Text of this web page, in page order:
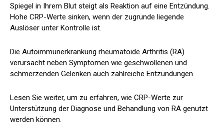
Spiegel in Ihrem Blut steigt als Reaktion auf eine Entzündung.
Hohe CRP-Werte sinken, wenn der zugrunde liegende
Auslöser unter Kontrolle ist.
Die Autoimmunerkrankung rheumatoide Arthritis (RA)
verursacht neben Symptomen wie geschwollenen und
schmerzenden Gelenken auch zahlreiche Entzündungen.
Lesen Sie weiter, um zu erfahren, wie CRP-Werte zur
Unterstützung der Diagnose und Behandlung von RA genutzt
werden können.